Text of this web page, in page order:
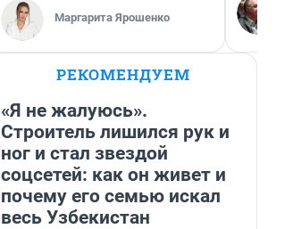
Маргарита Ярошенко
РЕКОМЕНДУЕМ
«Я не жалуюсь».
Строитель лишился рук и
ног и стал звездой
соцсетей: как он живет и
почему его семью искал
весь Узбекистан